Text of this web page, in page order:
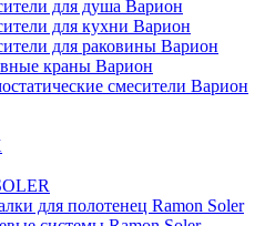
для душа Варион
для кухни Варион
для раковины Варион
краны Варион
смесители Варион
для полотенец Ramon Soler